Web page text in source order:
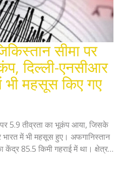
सीमा पर
दिल्ली-एनसीआर
भी महसूस किए गए
पर 5.9 तीव्रता का भूकंप आया, जिसके
में भी महसूस हुए। अफगानिस्तान
85.5 किमी गहराई में था। क्षेत्र